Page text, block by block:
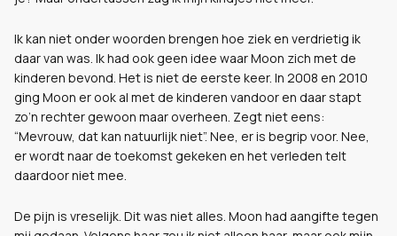
Ik kan niet onder woorden brengen hoe ziek en verdrietig ik
daar van was. Ik had ook geen idee waar Moon zich met de
kinderen bevond. Het is niet de eerste keer. In 2008 en 2010
ging Moon er ook al met de kinderen vandoor en daar stapt
zo’n rechter gewoon maar overheen. Zegt niet eens:
“Mevrouw, dat kan natuurlijk niet”. Nee, er is begrip voor. Nee,
er wordt naar de toekomst gekeken en het verleden telt
daardoor niet mee.
De pijn is vreselijk. Dit was niet alles. Moon had aangifte tegen